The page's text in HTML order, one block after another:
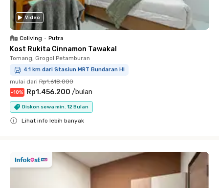
Video
Coliving • Putra
Kost Rukita Cinnamon Tawakal
Tomang, Grogol Petamburan
4.1 km dari Stasiun MRT Bundaran HI
mulai dari Rp1.618.000
-10% Rp1.456.200 /bulan
Diskon sewa min. 12 Bulan
Lihat info lebih banyak